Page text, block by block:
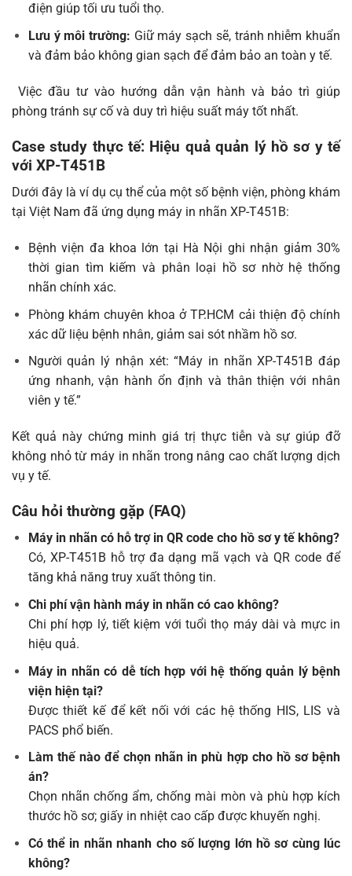
điện giúp tối ưu tuổi thọ.
Lưu ý môi trường: Giữ máy sạch sẽ, tránh nhiễm khuẩn
và đảm bảo không gian sạch để đảm bảo an toàn y tế.
️ Việc đầu tư vào hướng dẫn vận hành và bảo trì giúp
phòng tránh sự cố và duy trì hiệu suất máy tốt nhất.
Case study thực tế: Hiệu quả quản lý hồ sơ y tế
với XP-T451B
Dưới đây là ví dụ cụ thể của một số bệnh viện, phòng khám
tại Việt Nam đã ứng dụng máy in nhãn XP-T451B:
Bệnh viện đa khoa lớn tại Hà Nội ghi nhận giảm 30%
thời gian tìm kiếm và phân loại hồ sơ nhờ hệ thống
nhãn chính xác.
Phòng khám chuyên khoa ở TP.HCM cải thiện độ chính
xác dữ liệu bệnh nhân, giảm sai sót nhầm hồ sơ.
Người quản lý nhận xét: “Máy in nhãn XP-T451B đáp
ứng nhanh, vận hành ổn định và thân thiện với nhân
viên y tế.”
Kết quả này chứng minh giá trị thực tiễn và sự giúp đỡ
không nhỏ từ máy in nhãn trong nâng cao chất lượng dịch
vụ y tế.
Câu hỏi thường gặp (FAQ)
Máy in nhãn có hỗ trợ in QR code cho hồ sơ y tế không?
Có, XP-T451B hỗ trợ đa dạng mã vạch và QR code để
tăng khả năng truy xuất thông tin.
Chi phí vận hành máy in nhãn có cao không?
Chi phí hợp lý, tiết kiệm với tuổi thọ máy dài và mực in
hiệu quả.
Máy in nhãn có dễ tích hợp với hệ thống quản lý bệnh
viện hiện tại?
Được thiết kế để kết nối với các hệ thống HIS, LIS và
PACS phổ biến.
Làm thế nào để chọn nhãn in phù hợp cho hồ sơ bệnh
án?
Chọn nhãn chống ẩm, chống mài mòn và phù hợp kích
thước hồ sơ; giấy in nhiệt cao cấp được khuyến nghị.
Có thể in nhãn nhanh cho số lượng lớn hồ sơ cùng lúc
không?